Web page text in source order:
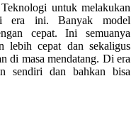
untuk melakukan
era ini. Banyak model
cepat. Ini semuanya
lebih cepat dan sekaligus
di masa mendatang. Di era
sendiri dan bahkan bisa